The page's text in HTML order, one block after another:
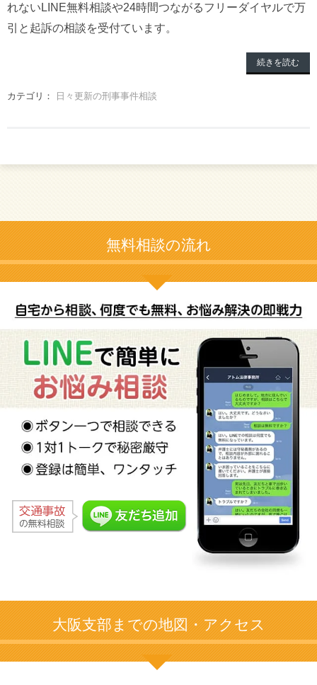
れないLINE無料相談や24時間つながるフリーダイヤルで万
引と起訴の相談を受付ています。
続きを読む
カテゴリ： 日々更新の刑事事件相談
無料相談の流れ
大阪支部までの地図・アクセス